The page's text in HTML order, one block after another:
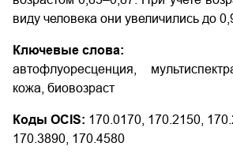
виду человека они увеличились до
Ключевые слова:
автофлуоресценция,
кожа, биовозраст
Коды OCIS: 170.0170, 170.2150,
170.3890, 170.4580